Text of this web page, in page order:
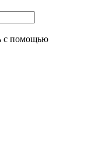
с помощью